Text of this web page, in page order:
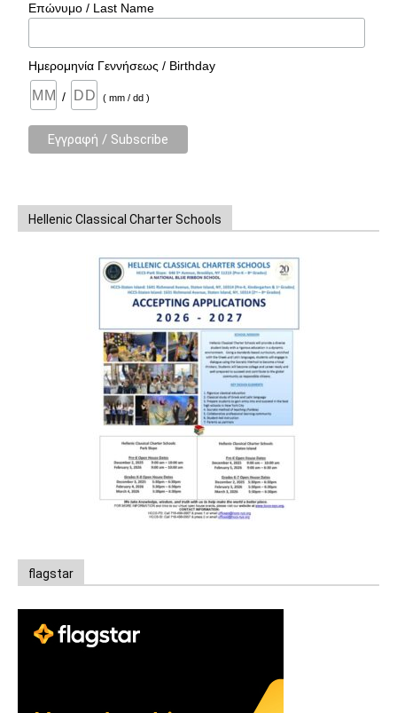
Επώνυμο / Last Name
Ημερομηνία Γεννήσεως / Birthday
/ ( mm / dd )
Hellenic Classical Charter Schools
flagstar